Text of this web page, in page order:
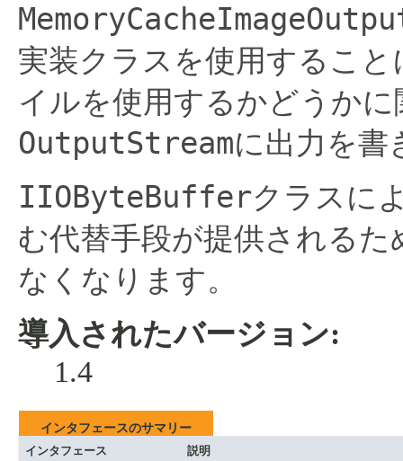
実装クラスを使用するこ
イルを使用するかどうか
OutputStreamに出力を書
IIOByteBufferクラスに
む代替手段が提供される
なくなります。
導入されたバージョン:
1.4
インタフェースのサマリー
インタフェース
説明